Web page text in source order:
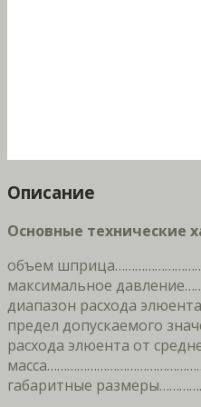
Описание
Основные технические
объем
максимальное
диапазон расхода
предел допускаемого
расхода элюента от
габаритные